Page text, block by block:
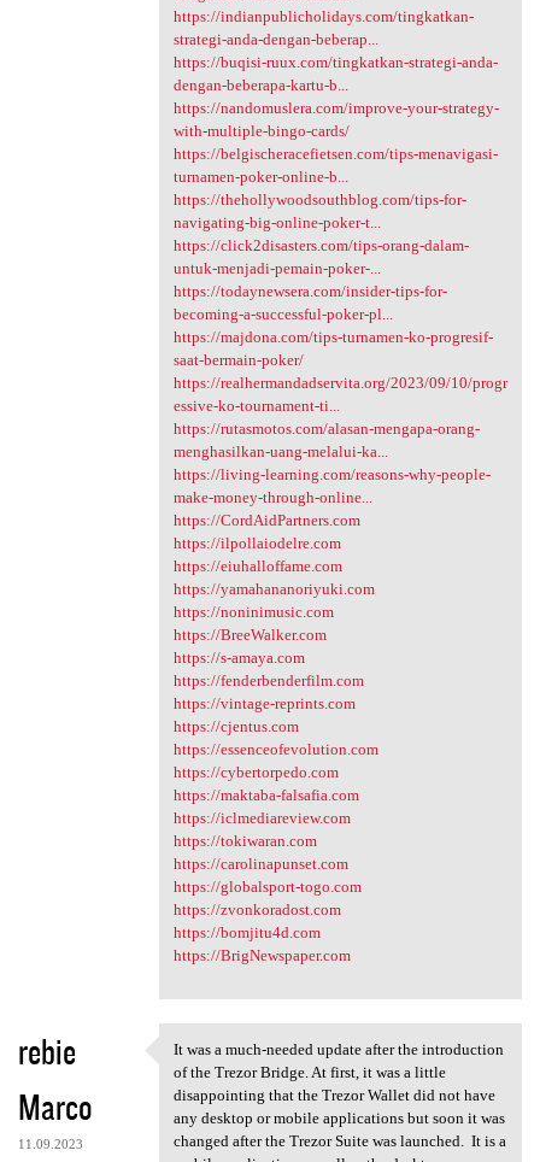
https://indianpublicholidays.com/tingkatkan-
strategi-anda-dengan-beberap...
https://buqisi-ruux.com/tingkatkan-strategi-anda-
dengan-beberapa-kartu-b...
https://nandomuslera.com/improve-your-strategy-
with-multiple-bingo-cards/
https://belgischeracefietsen.com/tips-menavigasi-
turnamen-poker-online-b...
https://thehollywoodsouthblog.com/tips-for-
navigating-big-online-poker-t...
https://click2disasters.com/tips-orang-dalam-
untuk-menjadi-pemain-poker-...
https://todaynewsera.com/insider-tips-for-
becoming-a-successful-poker-pl...
https://majdona.com/tips-turnamen-ko-progresif-
saat-bermain-poker/
https://realhermandadservita.org/2023/09/10/progr
essive-ko-tournament-ti...
https://rutasmotos.com/alasan-mengapa-orang-
menghasilkan-uang-melalui-ka...
https://living-learning.com/reasons-why-people-
make-money-through-online...
https://CordAidPartners.com
https://ilpollaiodelre.com
https://eiuhalloffame.com
https://yamahananoriyuki.com
https://noninimusic.com
https://BreeWalker.com
https://s-amaya.com
https://fenderbenderfilm.com
https://vintage-reprints.com
https://cjentus.com
https://essenceofevolution.com
https://cybertorpedo.com
https://maktaba-falsafia.com
https://iclmediareview.com
https://tokiwaran.com
https://carolinapunset.com
https://globalsport-togo.com
https://zvonkoradost.com
https://bomjitu4d.com
https://BrigNewspaper.com
rebie
Marco
11.09.2023
It was a much-needed update
It was a much-needed update after the introduction
of the Trezor Bridge. At first, it was a little
disappointing that the Trezor Wallet did not have
any desktop or mobile applications but soon it was
changed after the Trezor Suite was launched. It is a